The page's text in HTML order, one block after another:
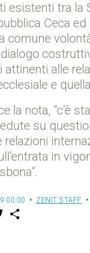
esistenti tra la
Ceca
comune
attinenti alle
e
la nota, “c’è
su
relazioni
in
00:00 ZENIT STAFF
w